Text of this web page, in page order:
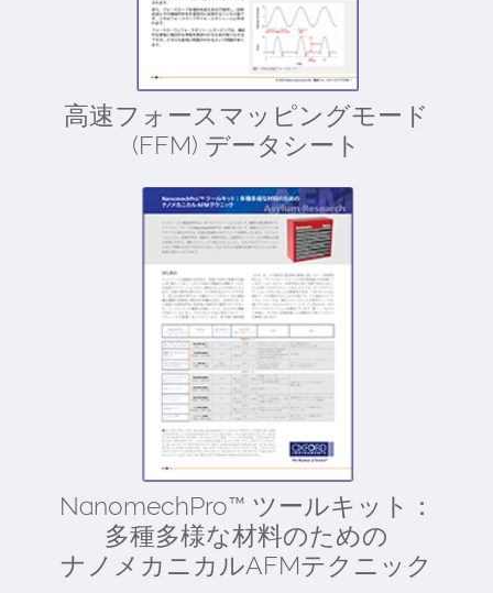
高速フォースマッピングモード
(FFM) データシート
NanomechPro™ ツールキット：
多種多様な材料のための
ナノメカニカルAFMテクニック